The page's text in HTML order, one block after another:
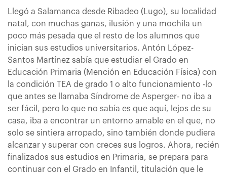
Llegó a Salamanca desde Ribadeo (Lugo), su localidad
natal, con muchas ganas, ilusión y una mochila un
poco más pesada que el resto de los alumnos que
inician sus estudios universitarios. Antón López-
Santos Martínez sabía que estudiar el Grado en
Educación Primaria (Mención en Educación Física) con
la condición TEA de grado 1 o alto funcionamiento -lo
que antes se llamaba Síndrome de Asperger- no iba a
ser fácil, pero lo que no sabía es que aquí, lejos de su
casa, iba a encontrar un entorno amable en el que, no
solo se sintiera arropado, sino también donde pudiera
alcanzar y superar con creces sus logros. Ahora, recién
finalizados sus estudios en Primaria, se prepara para
continuar con el Grado en Infantil, titulación que le